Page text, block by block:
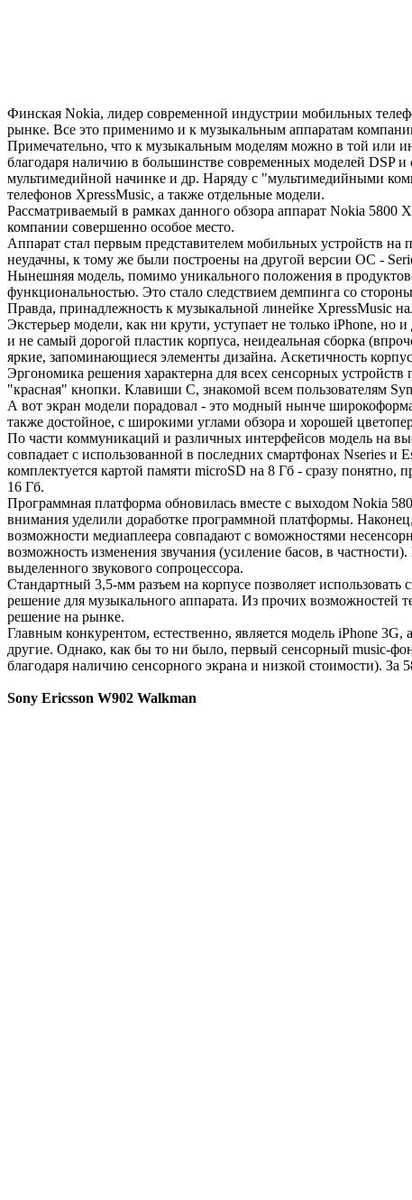
Финская Nokia, лидер современной индустрии мобильных
рынке. Все это применимо и к музыкальным аппаратам
Примечательно, что к музыкальным моделям можно в той или
благодаря наличию в большинстве современных моделей DSP и
мультимедийной начинке и др. Наряду с "мультимедийными
телефонов XpressMusic, а также отдельные модели.
Рассматриваемый в рамках данного обзора аппарат Nokia
компании совершенно особое место.
Аппарат стал первым представителем мобильных устройств
неудачны, к тому же были построены на другой версии ОС -
Нынешняя модель, помимо уникального положения в
функциональностью. Это стало следствием демпинга со
Правда, принадлежность к музыкальной линейке XpressMusic
Экстерьер модели, как ни крути, уступает не только iPhone,
и не самый дорогой пластик корпуса, неидеальная сборка
яркие, запоминающиеся элементы дизайна. Аскетичность
Эргономика решения характерна для всех сенсорных
"красная" кнопки. Клавиши С, знакомой всем пользователям
А вот экран модели порадовал - это модный нынче
также достойное, с широкими углами обзора и хорошей
По части коммуникаций и различных интерфейсов модель на
совпадает с использованной в последних смартфонах Nseries и
комплектуется картой памяти microSD на 8 Гб - сразу
16 Гб.
Программная платформа обновилась вместе с выходом Nokia
внимания уделили доработке программной платформы.
возможности медиаплеера совпадают с воможностями
возможность изменения звучания (усиление басов, в
выделенного звукового сопроцессора.
Стандартный 3,5-мм разъем на корпусе позволяет
решение для музыкального аппарата. Из прочих возможностей
решение на рынке.
Главным конкурентом, естественно, является модель iPhone
другие. Однако, как бы то ни было, первый сенсорный music-
благодаря наличию сенсорного экрана и низкой стоимости).
Sony Ericsson W902 Walkman